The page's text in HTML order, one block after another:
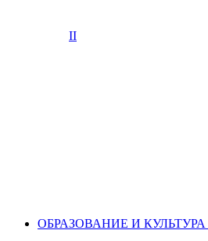
II
ОБРАЗОВАНИЕ И КУЛЬТУРА